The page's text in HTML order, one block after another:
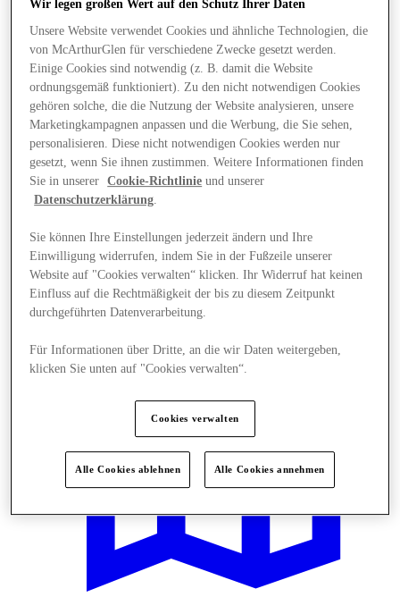
Angebote
Wir legen großen Wert auf den Schutz Ihrer Daten
Unsere Website verwendet Cookies und ähnliche Technologien, die
von McArthurGlen für verschiedene Zwecke gesetzt werden.
Einige Cookies sind notwendig (z. B. damit die Website
ordnungsgemäß funktioniert). Zu den nicht notwendigen Cookies
gehören solche, die die Nutzung der Website analysieren, unsere
Marketingkampagnen anpassen und die Werbung, die Sie sehen,
personalisieren. Diese nicht notwendigen Cookies werden nur
gesetzt, wenn Sie ihnen zustimmen. Weitere Informationen finden
Sie in unserer
Cookie-Richtlinie und unserer
Datenschutzerklärung.
Sie können Ihre Einstellungen jederzeit ändern und Ihre
Einwilligung widerrufen, indem Sie in der Fußzeile unserer
Website auf "Cookies verwalten“ klicken. Ihr Widerruf hat keinen
Einfluss auf die Rechtmäßigkeit der bis zu diesem Zeitpunkt
durchgeführten Datenverarbeitung.
Für Informationen über Dritte, an die wir Daten weitergeben,
klicken Sie unten auf "Cookies verwalten“.
Cookies verwalten
Alle Cookies ablehnen Alle Cookies annehmen